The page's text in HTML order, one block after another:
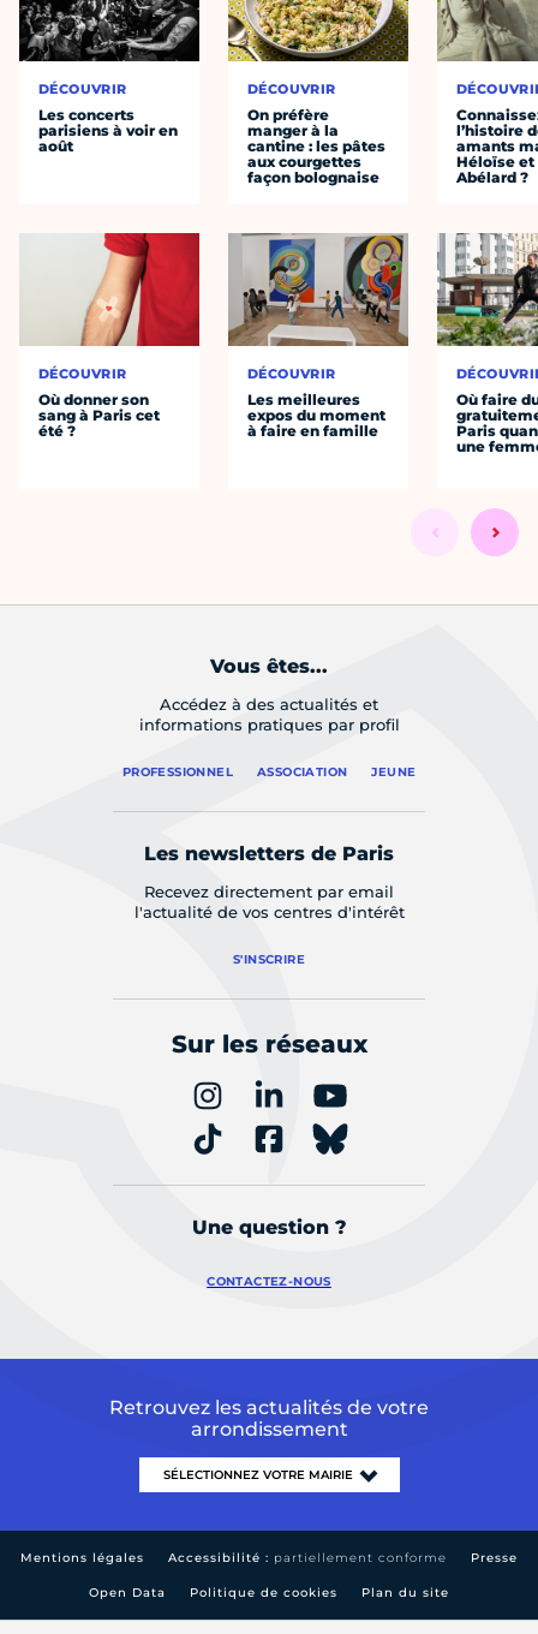
DÉCOUVRIR
Les concerts
parisiens à voir en
août
DÉCOUVRIR
Où donner son
sang à Paris cet
été ?
DÉCOUVRIR
On préfère
manger à la
cantine : les pâtes
aux courgettes
façon bolognaise
DÉCOUVRIR
Les meilleures
expos du moment
à faire en famille
l’histoire
amants
Héloïse et
Abélard ?
Où faire
Paris
une
Vous êtes...
Accédez à des actualités et
informations pratiques par profil
PROFESSIONNEL ASSOCIATION JEUNE
Les newsletters de Paris
Recevez directement par email
l'actualité de vos centres d'intérêt
S'INSCRIRE
Sur les réseaux
Une question ?
CONTACTEZ-NOUS
Retrouvez les actualités de votre
arrondissement
Mentions légales Accessibilité : partiellement conforme Presse
Open Data Politique de cookies Plan du site